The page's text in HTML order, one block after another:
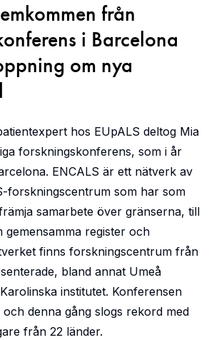
från
i Barcelona
om nya
hos EUpALS deltog Mia
forskningskonferens, som i år
ENCALS är ett nätverk av
forskningscentrum som har som
samarbete över gränserna, till
gemensamma register och
finns forskningscentrum från
bland annat Umeå
institutet. Konferensen
denna gång slogs rekord med
från 22 länder.